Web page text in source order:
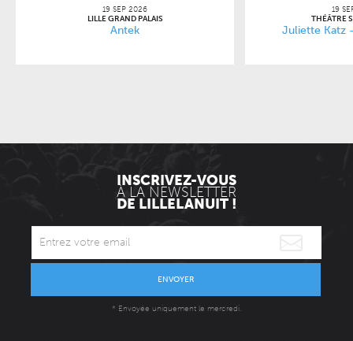
19 SEP 2026
LILLE GRAND PALAIS
Antek
19
THÉÂTRE
Juliette Katz
INSCRIVEZ-VOUS
À LA NEWSLETTER
DE LILLELANUIT !
ENVOYER
* Envoyée uniquement le mercredi.